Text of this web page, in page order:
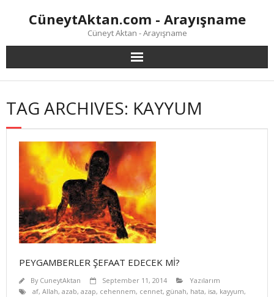
CüneytAktan.com - Arayışname
Cüneyt Aktan - Arayışname
TAG ARCHIVES: KAYYUM
PEYGAMBERLER ŞEFAAT EDECEK Mİ?
By CuneytAktan September 11, 2014
Yazılarım
af, Allah, azab, azap, cehennem, cennet, günah, hata, isa, kayyum,